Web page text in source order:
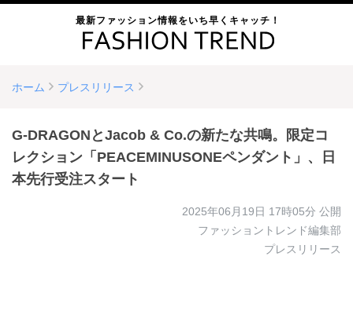
最新ファッション情報をいち早くキャッチ！
ホーム プレスリリース
G-DRAGONとJacob & Co.の新たな共鳴。限定コ
レクション「PEACEMINUSONEペンダント」、日
本先行受注スタート
2025年06月19日 17時05分 公開
ファッショントレンド編集部
プレスリリース